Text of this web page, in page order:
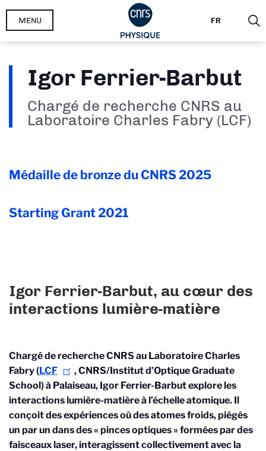
Aller
FR
MENU
Igor Ferrier-Barbut
Chargé de recherche CNRS au
Laboratoire Charles Fabry (LCF)
Médaille de bronze du CNRS2025
Starting Grant2021
Igor Ferrier-Barbut, au cœur des
interactions lumière-matière
Chargé de recherche CNRS au Laboratoire Charles
Fabry(LCF
, CNRS/Institut d’Optique Graduate
School) à Palaiseau, Igor Ferrier-Barbut explore les
interactions lumière-matière à l’échelle atomique. Il
conçoit des expériences où des atomes froids, piégés
un par un dans des « pinces optiques » formées par des
faisceaux laser, interagissent collectivement avec la